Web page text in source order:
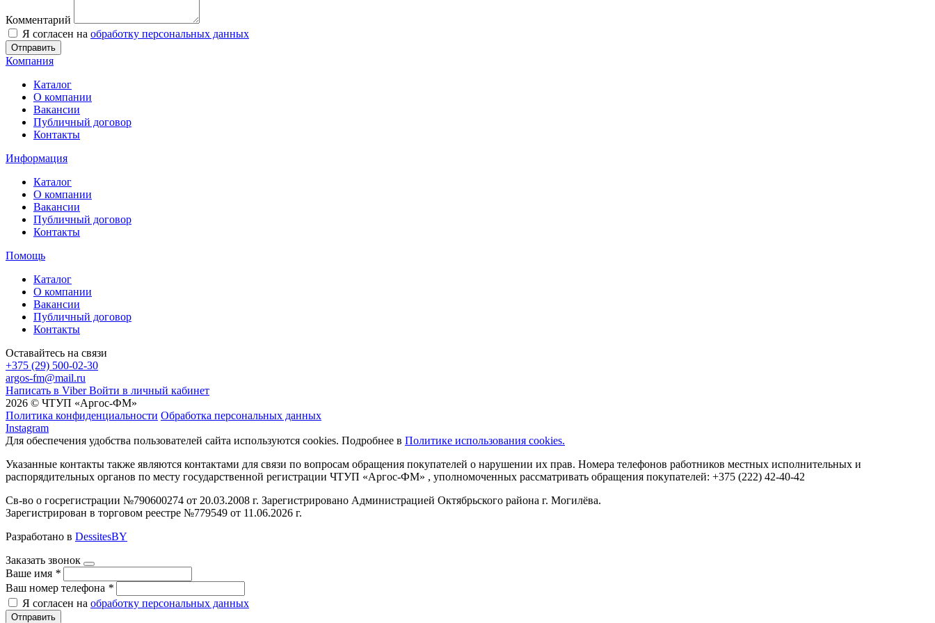
Комментарий
Я согласен на обработку персональных данных
Отправить
Компания
Каталог
О компании
Вакансии
Публичный договор
Контакты
Информация
Каталог
О компании
Вакансии
Публичный договор
Контакты
Помощь
Каталог
О компании
Вакансии
Публичный договор
Контакты
Оставайтесь на связи
+375 (29) 500-02-30
argos-fm@mail.ru
Написать в Viber Войти в личный кабинет
2026 © ЧТУП «Аргос-ФМ»
Политика конфиденциальности Обработка персональных данных
Instagram
Для обеспечения удобства пользователей сайта используются cookies. Подробнее в Политике использования cookies.
Указанные контакты также являются контактами для связи по вопросам обращения покупателей о нарушении их прав. Номера телефонов работников местных исполнительных и
распорядительных органов по месту государственной регистрации ЧТУП «Аргос-ФМ» , уполномоченных рассматривать обращения покупателей: +375 (222) 42-40-42
Св-во о госрегистрации №790600274 от 20.03.2008 г. Зарегистрировано Администрацией Октябрьского района г. Могилёва.
Зарегистрирован в торговом реестре №779549 от 11.06.2026 г.
Разработано в DessitesBY
Заказать звонок
Ваше имя *
Ваш номер телефона *
Я согласен на обработку персональных данных
Отправить